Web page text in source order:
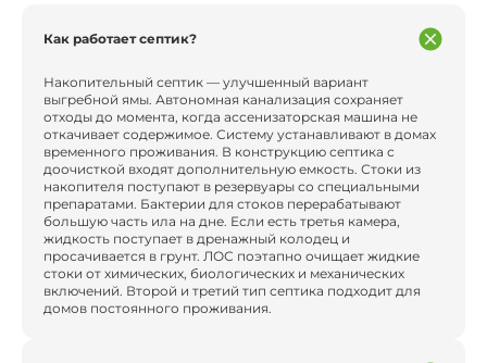
Как работает септик?
Накопительный септик — улучшенный вариант
выгребной ямы. Автономная канализация сохраняет
отходы до момента, когда ассенизаторская машина не
откачивает содержимое. Систему устанавливают в домах
временного проживания. В конструкцию септика с
доочисткой входят дополнительную емкость. Стоки из
накопителя поступают в резервуары со специальными
препаратами. Бактерии для стоков перерабатывают
большую часть ила на дне. Если есть третья камера,
жидкость поступает в дренажный колодец и
просачивается в грунт. ЛОС поэтапно очищает жидкие
стоки от химических, биологических и механических
включений. Второй и третий тип септика подходит для
домов постоянного проживания.